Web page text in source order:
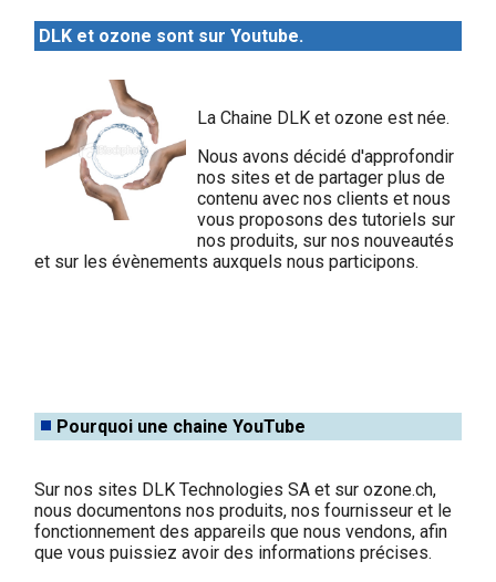
DLK et ozone sont surYoutube.
La Chaine DLK et ozone est née.
Nous avons décidé d'approfondir
nos sites et de partager plus de
contenu avec nos clients et nous
vous proposons des tutoriels sur
nos produits, sur nos nouveautés
et sur les évènements auxquels nous participons.
Pourquoi une chaine YouTube
Sur nos sites DLKTechnologiesSA et sur ozone.ch,
nous documentons nos produits, nos fournisseur et le
fonctionnement des appareils que nous vendons, afin
que vous puissiez avoir des informations précises.